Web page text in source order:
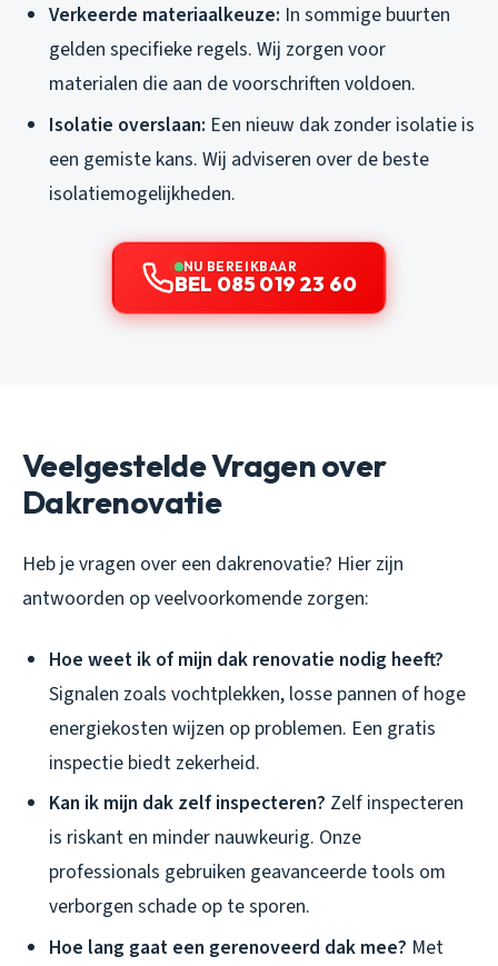
Verkeerde materiaalkeuze: In sommige buurten
gelden specifieke regels. Wij zorgen voor
materialen die aan de voorschriften voldoen.
Isolatie overslaan: Een nieuw dak zonder isolatie is
een gemiste kans. Wij adviseren over de beste
isolatiemogelijkheden.
NU BEREIKBAAR
BEL 085 019 23 60
Veelgestelde Vragen over
Dakrenovatie
Heb je vragen over een dakrenovatie? Hier zijn
antwoorden op veelvoorkomende zorgen:
Hoe weet ik of mijn dak renovatie nodig heeft?
Signalen zoals vochtplekken, losse pannen of hoge
energiekosten wijzen op problemen. Een gratis
inspectie biedt zekerheid.
Kan ik mijn dak zelf inspecteren? Zelf inspecteren
is riskant en minder nauwkeurig. Onze
professionals gebruiken geavanceerde tools om
verborgen schade op te sporen.
Hoe lang gaat een gerenoveerd dak mee? Met